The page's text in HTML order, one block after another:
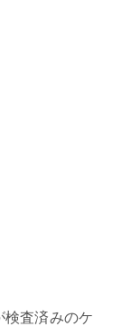
検査済みのケ